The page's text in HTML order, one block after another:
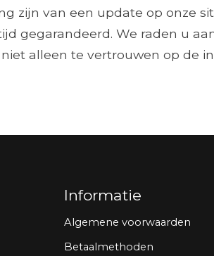
zijn van een update op onze
gegarandeerd. We raden u
alleen te vertrouwen op de
Informatie
Algemene voorwaarden
Betaalmethoden